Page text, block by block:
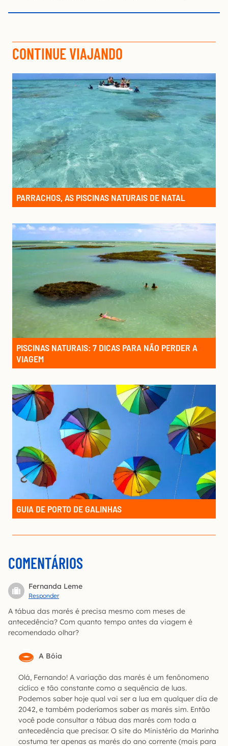
CONTINUE VIAJANDO
PARRACHOS, AS PISCINAS NATURAIS DE NATAL
PISCINAS NATURAIS: 7 DICAS PARA NÃO PERDER A
VIAGEM
GUIA DE PORTO DE GALINHAS
COMENTÁRIOS
Fernanda Leme
Responder
A tábua das marés é precisa mesmo com meses de
antecedência? Com quanto tempo antes da viagem é
recomendado olhar?
A Bóia
Olá, Fernando! A variação das marés é um fenônomeno
cíclico e tão constante como a sequência de luas.
Podemos saber hoje qual vai ser a lua em qualquer dia de
2042, e também poderíamos saber as marés sim. Então
você pode consultar a tábua das marés com toda a
antecedência que precisar. O site do Ministério da Marinha
costuma ter apenas as marés do ano corrente (mais para